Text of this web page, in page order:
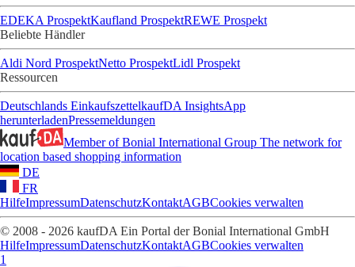
EDEKA ProspektKaufland ProspektREWE Prospekt
Beliebte Händler
Aldi Nord ProspektNetto ProspektLidl Prospekt
Ressourcen
Deutschlands EinkaufszettelkaufDA InsightsApp
herunterladenPressemeldungen
Member of Bonial International Group The network for
location based shopping information
DE
FR
HilfeImpressumDatenschutzKontaktAGBCookies verwalten
© 2008 - 2026 kaufDA Ein Portal der Bonial International GmbH
HilfeImpressumDatenschutzKontaktAGBCookies verwalten
1